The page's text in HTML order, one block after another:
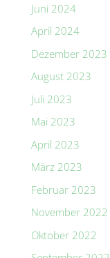
Juni 2024
April 2024
Dezember 2023
August 2023
Juli 2023
Mai 2023
April 2023
März 2023
Februar 2023
November 2022
Oktober 2022